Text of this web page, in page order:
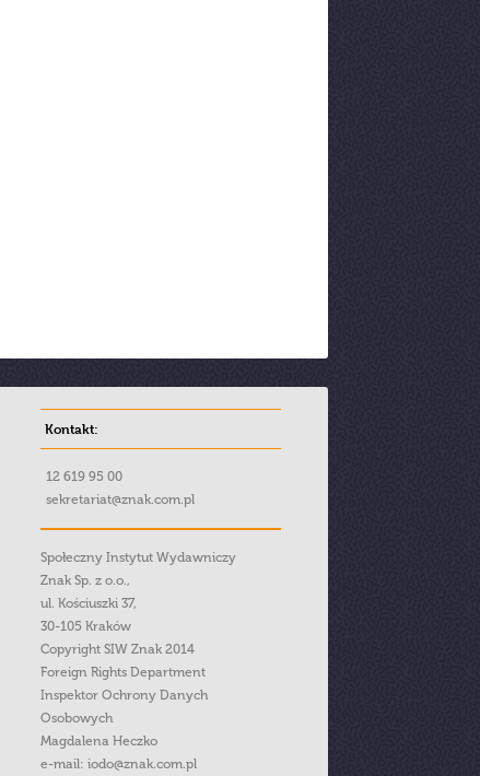
Kontakt:
12 619 95 00
sekretariat@znak.com.pl
Społeczny Instytut Wydawniczy
Znak Sp. z o.o.,
ul. Kościuszki 37,
30-105 Kraków
Copyright SIW Znak 2014
Foreign Rights Department
Inspektor Ochrony Danych
Osobowych
Magdalena Heczko
e-mail: iodo@znak.com.pl